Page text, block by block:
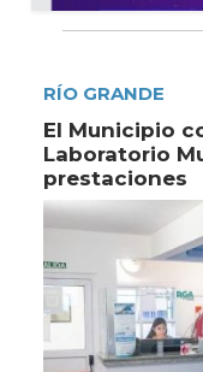
RÍO GRANDE
El Municipio
Laboratorio
prestaciones